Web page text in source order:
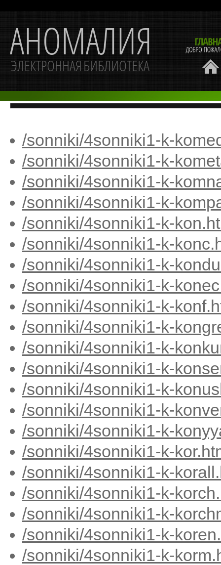
/sonniki/4sonniki1-k-
/sonniki/4sonniki1-k-
/sonniki/4sonniki1-k-
/sonniki/4sonniki1-k-
/sonniki/4sonniki1-k-
/sonniki/4sonniki1-k-
/sonniki/4sonniki1-k-
/sonniki/4sonniki1-k-
/sonniki/4sonniki1-k-
/sonniki/4sonniki1-k-
/sonniki/4sonniki1-k-
/sonniki/4sonniki1-k-
/sonniki/4sonniki1-k-
/sonniki/4sonniki1-k-
/sonniki/4sonniki1-k-
/sonniki/4sonniki1-k-
/sonniki/4sonniki1-k-
/sonniki/4sonniki1-k-
/sonniki/4sonniki1-k-
/sonniki/4sonniki1-k-
/sonniki/4sonniki1-k-